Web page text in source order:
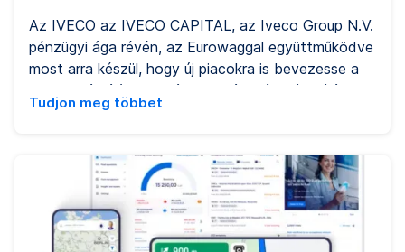
Az IVECO az IVECO CAPITAL, az Iveco Group N.V.
pénzügyi ága révén, az Eurowaggal együttműködve
most arra készül, hogy új piacokra is bevezesse a
közös márkájú mobilitási szolgáltatási kártyáját,
melynek célja a flottatulajdonosok számára
javítása egy stratégiai kezdeményezés keretében.
Olaszországban és Spanyolországban már szilárd
lábakon áll, a jelenlegi terjeszkedés a negyedik
negyedévben Franciaországgal és Németországgal
kezdődik, és 2025-ben további kulcsfontosságú
Tudjon meg többet